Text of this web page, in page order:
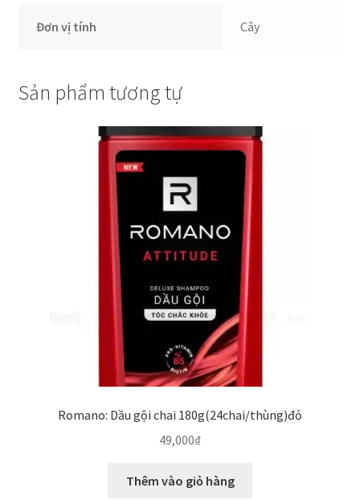
Đơn vị tính Cây
Sản phẩm tương tự
Romano: Dầu gội chai 180g(24chai/thùng)đỏ
49,000₫
Thêm vào giỏ hàng